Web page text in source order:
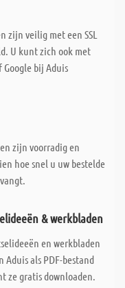
zijn veilig met een SSL
U kunt zich ook met
Google bij Aduis
zijn voorradig en
hoe snel u uw bestelde
& werkbladen
en werkbladen
Aduis als PDF-bestand
ze gratis downloaden.